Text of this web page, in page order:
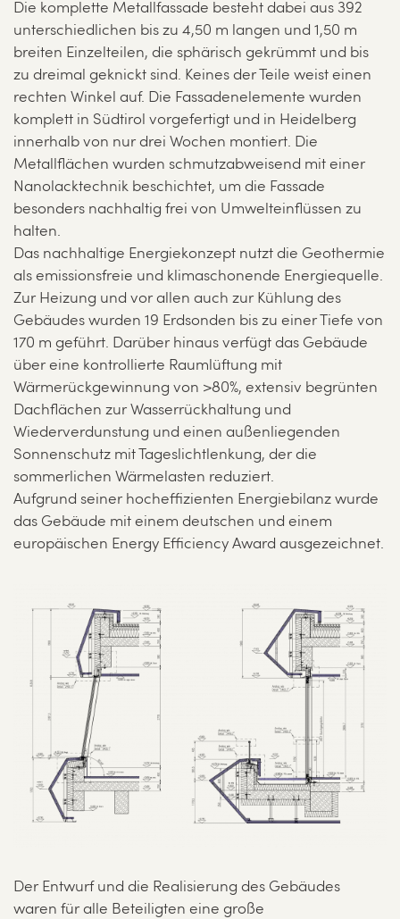
Die komplette Metallfassade besteht dabei aus 392
unterschiedlichen bis zu 4,50 m langen und 1,50 m
breiten Einzelteilen, die sphärisch gekrümmt und bis
zu dreimal geknickt sind. Keines der Teile weist einen
rechten Winkel auf. Die Fassadenelemente wurden
komplett in Südtirol vorgefertigt und in Heidelberg
innerhalb von nur drei Wochen montiert. Die
Metallflächen wurden schmutzabweisend mit einer
Nanolacktechnik beschichtet, um die Fassade
besonders nachhaltig frei von Umwelteinflüssen zu
halten.
Das nachhaltige Energiekonzept nutzt die Geothermie
als emissionsfreie und klimaschonende Energiequelle.
Zur Heizung und vor allen auch zur Kühlung des
Gebäudes wurden 19 Erdsonden bis zu einer Tiefe von
170 m geführt. Darüber hinaus verfügt das Gebäude
über eine kontrollierte Raumlüftung mit
Wärmerückgewinnung von >80%, extensiv begrünten
Dachflächen zur Wasserrückhaltung und
Wiederverdunstung und einen außenliegenden
Sonnenschutz mit Tageslichtlenkung, der die
sommerlichen Wärmelasten reduziert.
Aufgrund seiner hocheffizienten Energiebilanz wurde
das Gebäude mit einem deutschen und einem
europäischen Energy Efficiency Award ausgezeichnet.
Der Entwurf und die Realisierung des Gebäudes
waren für alle Beteiligten eine große